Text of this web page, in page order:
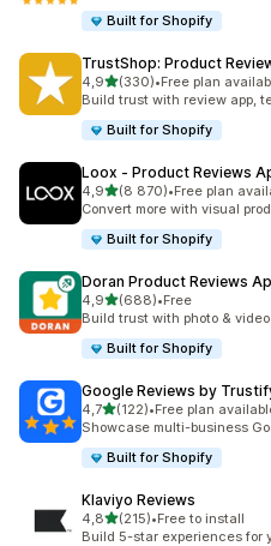
Built for Shopify
TrustShop: Product
4,9z 5 hvězd
(330)
Celkový počet recenzí: 330
•Free plan
Build trust with review app,
Built for Shopify
Loox ‑ Product Reviews
4,9z 5 hvězd
(8 870)
Celkový počet recenzí: 8870
•Free plan
Convert more with visual
Built for Shopify
Doran Product Reviews
4,9z 5 hvězd
(688)
Celkový počet recenzí: 688
•Free
Build trust with photo &
Built for Shopify
Google Reviews by
4,7z 5 hvězd
(122)
Celkový počet recenzí: 122
•Free plan
Showcase multi-business
Built for Shopify
Klaviyo Reviews
4,8z 5 hvězd
(215)
Celkový počet recenzí: 215
•Free to install
Build 5-star experiences for